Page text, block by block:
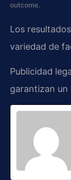
outcome.
Los
variedad de
Publicidad
garantizan un